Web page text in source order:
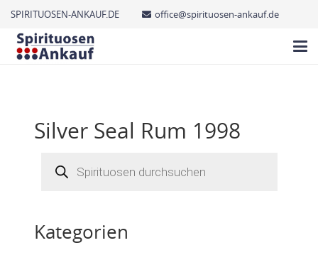
SPIRITUOSEN-ANKAUF.DE office@spirituosen-ankauf.de
Silver Seal Rum 1998
search
Kategorien